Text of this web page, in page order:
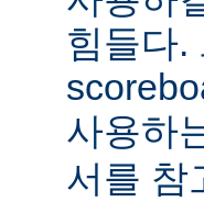
힘들다.
사용하
서를 참